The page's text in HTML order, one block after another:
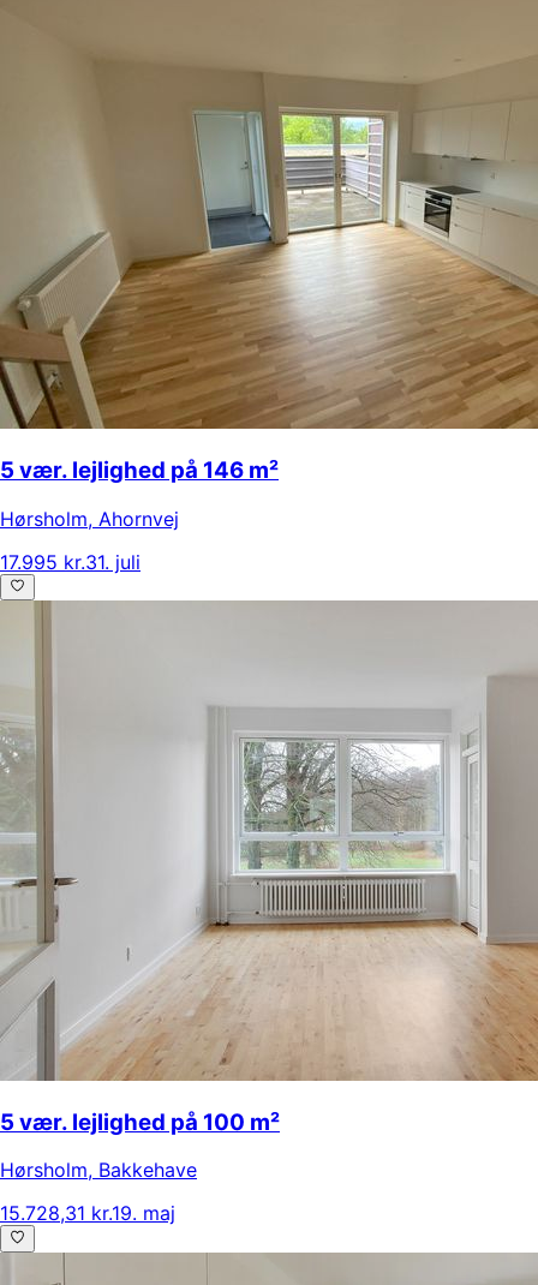
5 vær. lejlighed på 146 m²
Hørsholm, Ahornvej
17.995 kr.31. juli
5 vær. lejlighed på 100 m²
Hørsholm, Bakkehave
15.728,31 kr.19. maj